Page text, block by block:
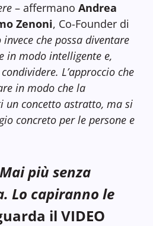
– affermano Andrea
Zenoni, Co-Founder di
che possa diventare
in modo intelligente e,
L’approccio che
in modo che la
un concetto astratto, ma si
concreto per le persone e
Mai più senza
Lo capiranno le
il VIDEO